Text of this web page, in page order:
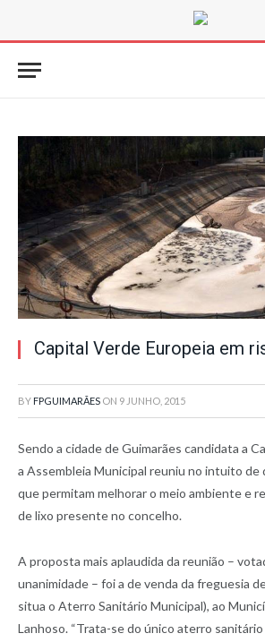
Capital Verde Europeia em
BY FPGUIMARÃES ON 9 JUNHO, 2015
Sendo a cidade de Guimarães candidata a
a Assembleia Municipal reuniu no intuito
que permitam melhorar o meio ambiente e
de lixo presente no concelho.
A proposta mais aplaudida da reunião –
unanimidade – foi a de venda da freguesia
situa o Aterro Sanitário Municipal), ao
Lanhoso. “Trata-se do único aterro